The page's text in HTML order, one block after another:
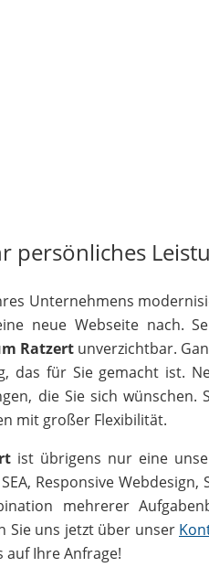
persönliches
Unternehmens
neue Webseite nach.
Ratzert unverzichtbar.
das für Sie gemacht ist.
die Sie sich wünschen.
mit großer Flexibilität.
ist übrigens nur eine
Responsive
mehrerer
Sie uns jetzt über unser
auf Ihre Anfrage!